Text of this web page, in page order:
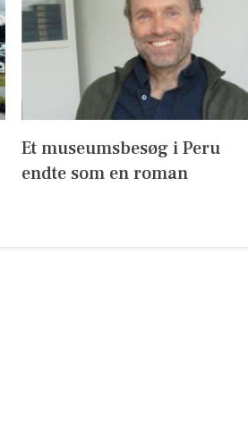
Et museumsbesøg i Peru
endte som en roman